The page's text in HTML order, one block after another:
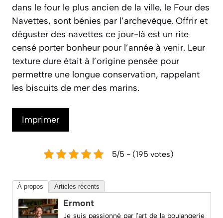
dans le four le plus ancien de la ville, le Four des
Navettes, sont bénies par l’archevêque. Offrir et
déguster des navettes ce jour-là est un rite
censé porter bonheur pour l’année à venir. Leur
texture dure était à l’origine pensée pour
permettre une longue conservation, rappelant
les biscuits de mer des marins.
Imprimer
5/5 - (195 votes)
À propos Articles récents
Ermont
Je suis passionné par l'art de la boulangerie